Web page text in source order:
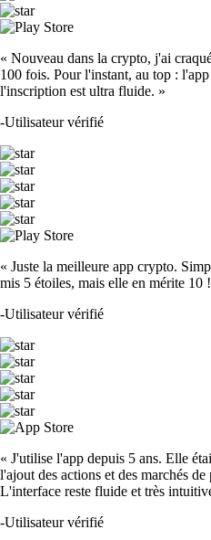
« Nouveau dans la crypto, j'ai
100 fois. Pour l'instant, au top :
l'inscription est ultra fluide. »
-Utilisateur vérifié
« Juste la meilleure app crypto.
mis 5 étoiles, mais elle en mérite 10
-Utilisateur vérifié
« J'utilise l'app depuis 5 ans. Elle
l'ajout des actions et des marchés
L'interface reste fluide et très
-Utilisateur vérifié